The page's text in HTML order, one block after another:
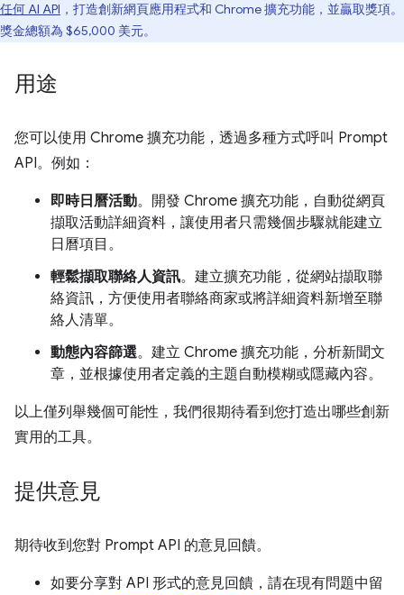
任何 AI API ，打造創新網頁應用程式和 Chrome 擴充功能，並贏取獎項。
獎金總額為 $65,000 美元。
用途
您可以使用 Chrome 擴充功能，透過多種方式呼叫 Prompt
API。例如：
即時日曆活動。開發 Chrome 擴充功能，自動從網頁
擷取活動詳細資料，讓使用者只需幾個步驟就能建立
日曆項目。
輕鬆擷取聯絡人資訊。建立擴充功能，從網站擷取聯
絡資訊，方便使用者聯絡商家或將詳細資料新增至聯
絡人清單。
動態內容篩選。建立 Chrome 擴充功能，分析新聞文
章，並根據使用者定義的主題自動模糊或隱藏內容。
以上僅列舉幾個可能性，我們很期待看到您打造出哪些創新
實用的工具。
提供意見
期待收到您對 Prompt API 的意見回饋。
如要分享對 API 形式的意見回饋，請在現有問題中留